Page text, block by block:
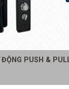
ĐỘNG PUSH &